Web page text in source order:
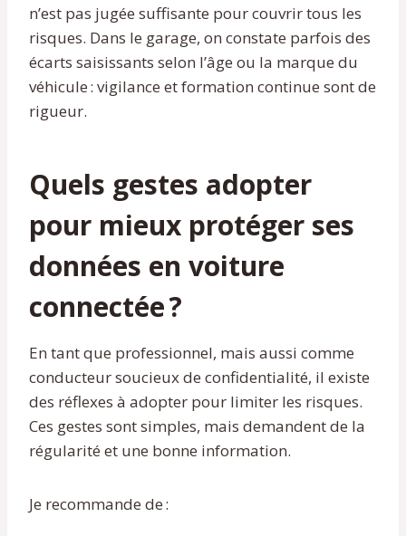
n’est pas jugée suffisante pour couvrir tous les
risques. Dans le garage, on constate parfois des
écarts saisissants selon l’âge ou la marque du
véhicule : vigilance et formation continue sont de
rigueur.
Quels gestes adopter
pour mieux protéger ses
données en voiture
connectée ?
En tant que professionnel, mais aussi comme
conducteur soucieux de confidentialité, il existe
des réflexes à adopter pour limiter les risques.
Ces gestes sont simples, mais demandent de la
régularité et une bonne information.
Je recommande de :